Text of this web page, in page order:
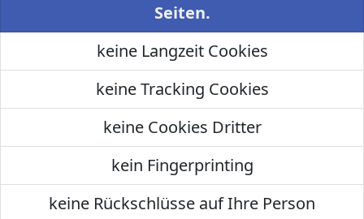
Seiten.
keine Langzeit Cookies
keine Tracking Cookies
keine Cookies Dritter
kein Fingerprinting
keine Rückschlüsse auf Ihre Person